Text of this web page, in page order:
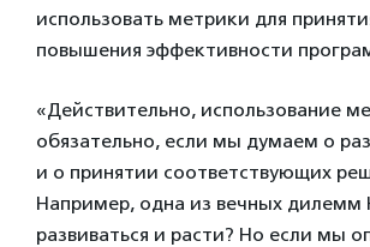
использовать метрики для
повышения эффективности
«Действительно, использование
обязательно, если мы думаем о
и о принятии соответствующих
Например, одна из вечных дилемм
развиваться и расти? Но если мы